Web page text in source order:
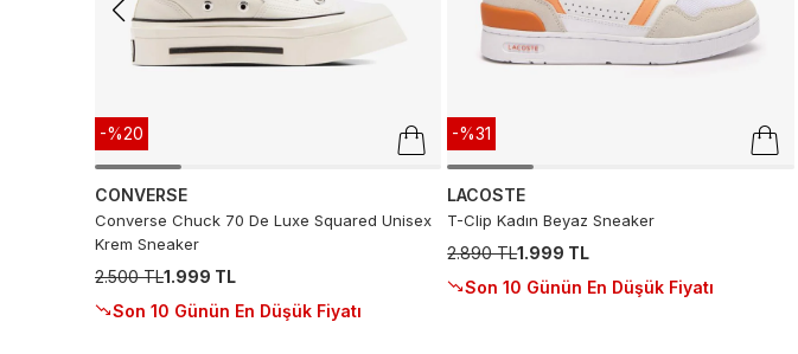
-%20
CONVERSE
Converse Chuck 70 De Luxe Squared Unisex
Krem Sneaker
2.500 TL1.999 TL
Son 10 Günün En Düşük Fiyatı
-%31
LACOSTE
T-Clip Kadın Beyaz Sneaker
2.890 TL1.999 TL
Son 10 Günün En Düşük Fiyatı